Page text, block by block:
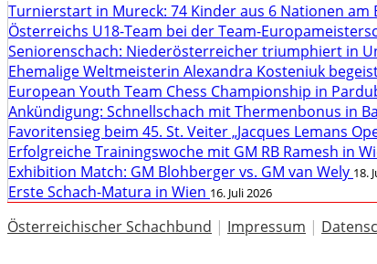
Turnierstart in Mureck: 74 Kinder aus 6 Nationen am
Österreichs U18-Team bei der Team-
Seniorenschach: Niederösterreicher triumphiert in
Ehemalige Weltmeisterin Alexandra Kosteniuk
European Youth Team Chess Championship in
Ankündigung: Schnellschach mit Thermenbonus in
Favoritensieg beim 45. St. Veiter „Jacques Lemans
Erfolgreiche Trainingswoche mit GM RB Ramesh in
Exhibition Match: GM Blohberger vs. GM van Wely 18.
Erste Schach-Matura in Wien 16. Juli 2026
Österreichischer Schachbund | Impressum |